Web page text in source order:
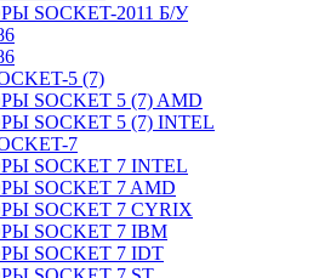
SOCKET-2011 Б/У
5 (7)
SOCKET 5 (7) AMD
SOCKET 5 (7) INTEL
7
SOCKET 7 INTEL
SOCKET 7 AMD
SOCKET 7 CYRIX
SOCKET 7 IBM
SOCKET 7 IDT